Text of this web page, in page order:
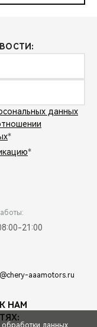
данных
*
*
21:00
aaamotors.ru
НАМ
обработки данных